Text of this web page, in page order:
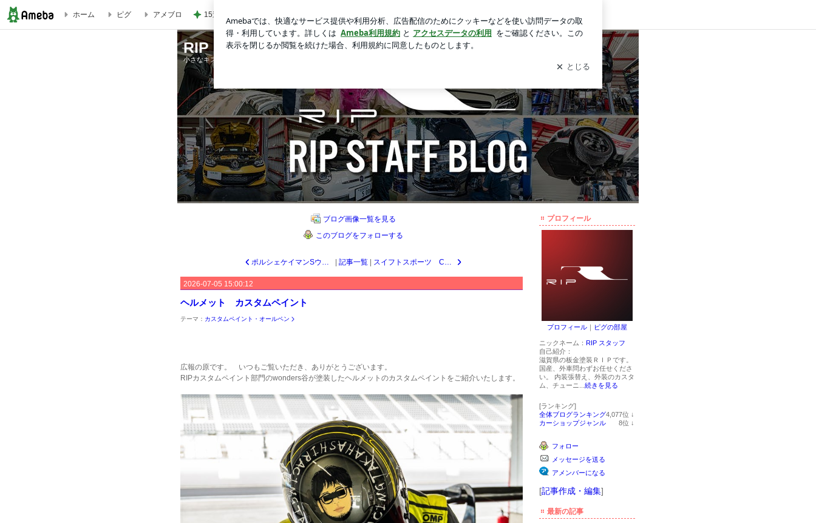
ホーム ピグ アメブロ 15連勤の女医が驚いたAIの主張
RIP STAFF BLOG
小さなキズから大きな事故まで、 国産、外車問いません。 特に大きな事故の修理、 カスタマイズには自信があります。
プロフィール
プロフィール ｜ ピグの部屋
ニックネーム： RIP スタッフ
自己紹介：
滋賀県の板金塗装ＲＩＰです。
国産、外車問わずお任せくださ
い。 内装張替え、外装のカスタ
ム、チューニ... 続きを見る
[ランキング]
全体ブログランキング4,077位 ↓
カーショップジャンル 8位 ↓
フォロー
メッセージを送る
アメンバーになる
[記事作成・編集]
最新の記事
ブログ画像一覧を見る
このブログをフォローする
ポルシェケイマンSウォーターポンプとサーモスタットと外ベルト交換 記事一覧 スイフトスポーツ CUSCO車高調取付
2026-07-05 15:00:12
ヘルメット カスタムペイント
テーマ： カスタムペイント・オールペン
広報の原です。 いつもご覧いただき、ありがとうございます。
RIPカスタムペイント部門のwonders谷が塗装したヘルメットのカスタムペイントをご紹介いたします。